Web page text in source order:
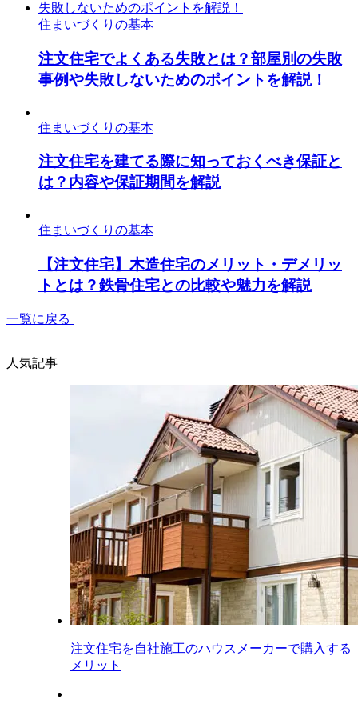
住まいづくりの基本
注文住宅でよくある失敗とは？部屋別の失敗
事例や失敗しないためのポイントを解説！
住まいづくりの基本
注文住宅を建てる際に知っておくべき保証と
は？内容や保証期間を解説
住まいづくりの基本
【注文住宅】木造住宅のメリット・デメリッ
トとは？鉄骨住宅との比較や魅力を解説
一覧に戻る
人気記事
注文住宅を自社施工のハウスメーカーで購入する
メリット